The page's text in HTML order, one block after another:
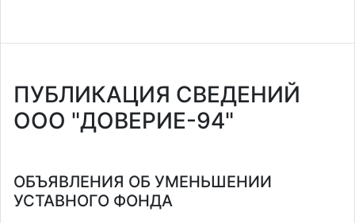
ПУБЛИКАЦИЯ СВЕДЕНИЙ
ООО "ДОВЕРИЕ-94"
ОБЪЯВЛЕНИЯ ОБ УМЕНЬШЕНИИ
УСТАВНОГО ФОНДА